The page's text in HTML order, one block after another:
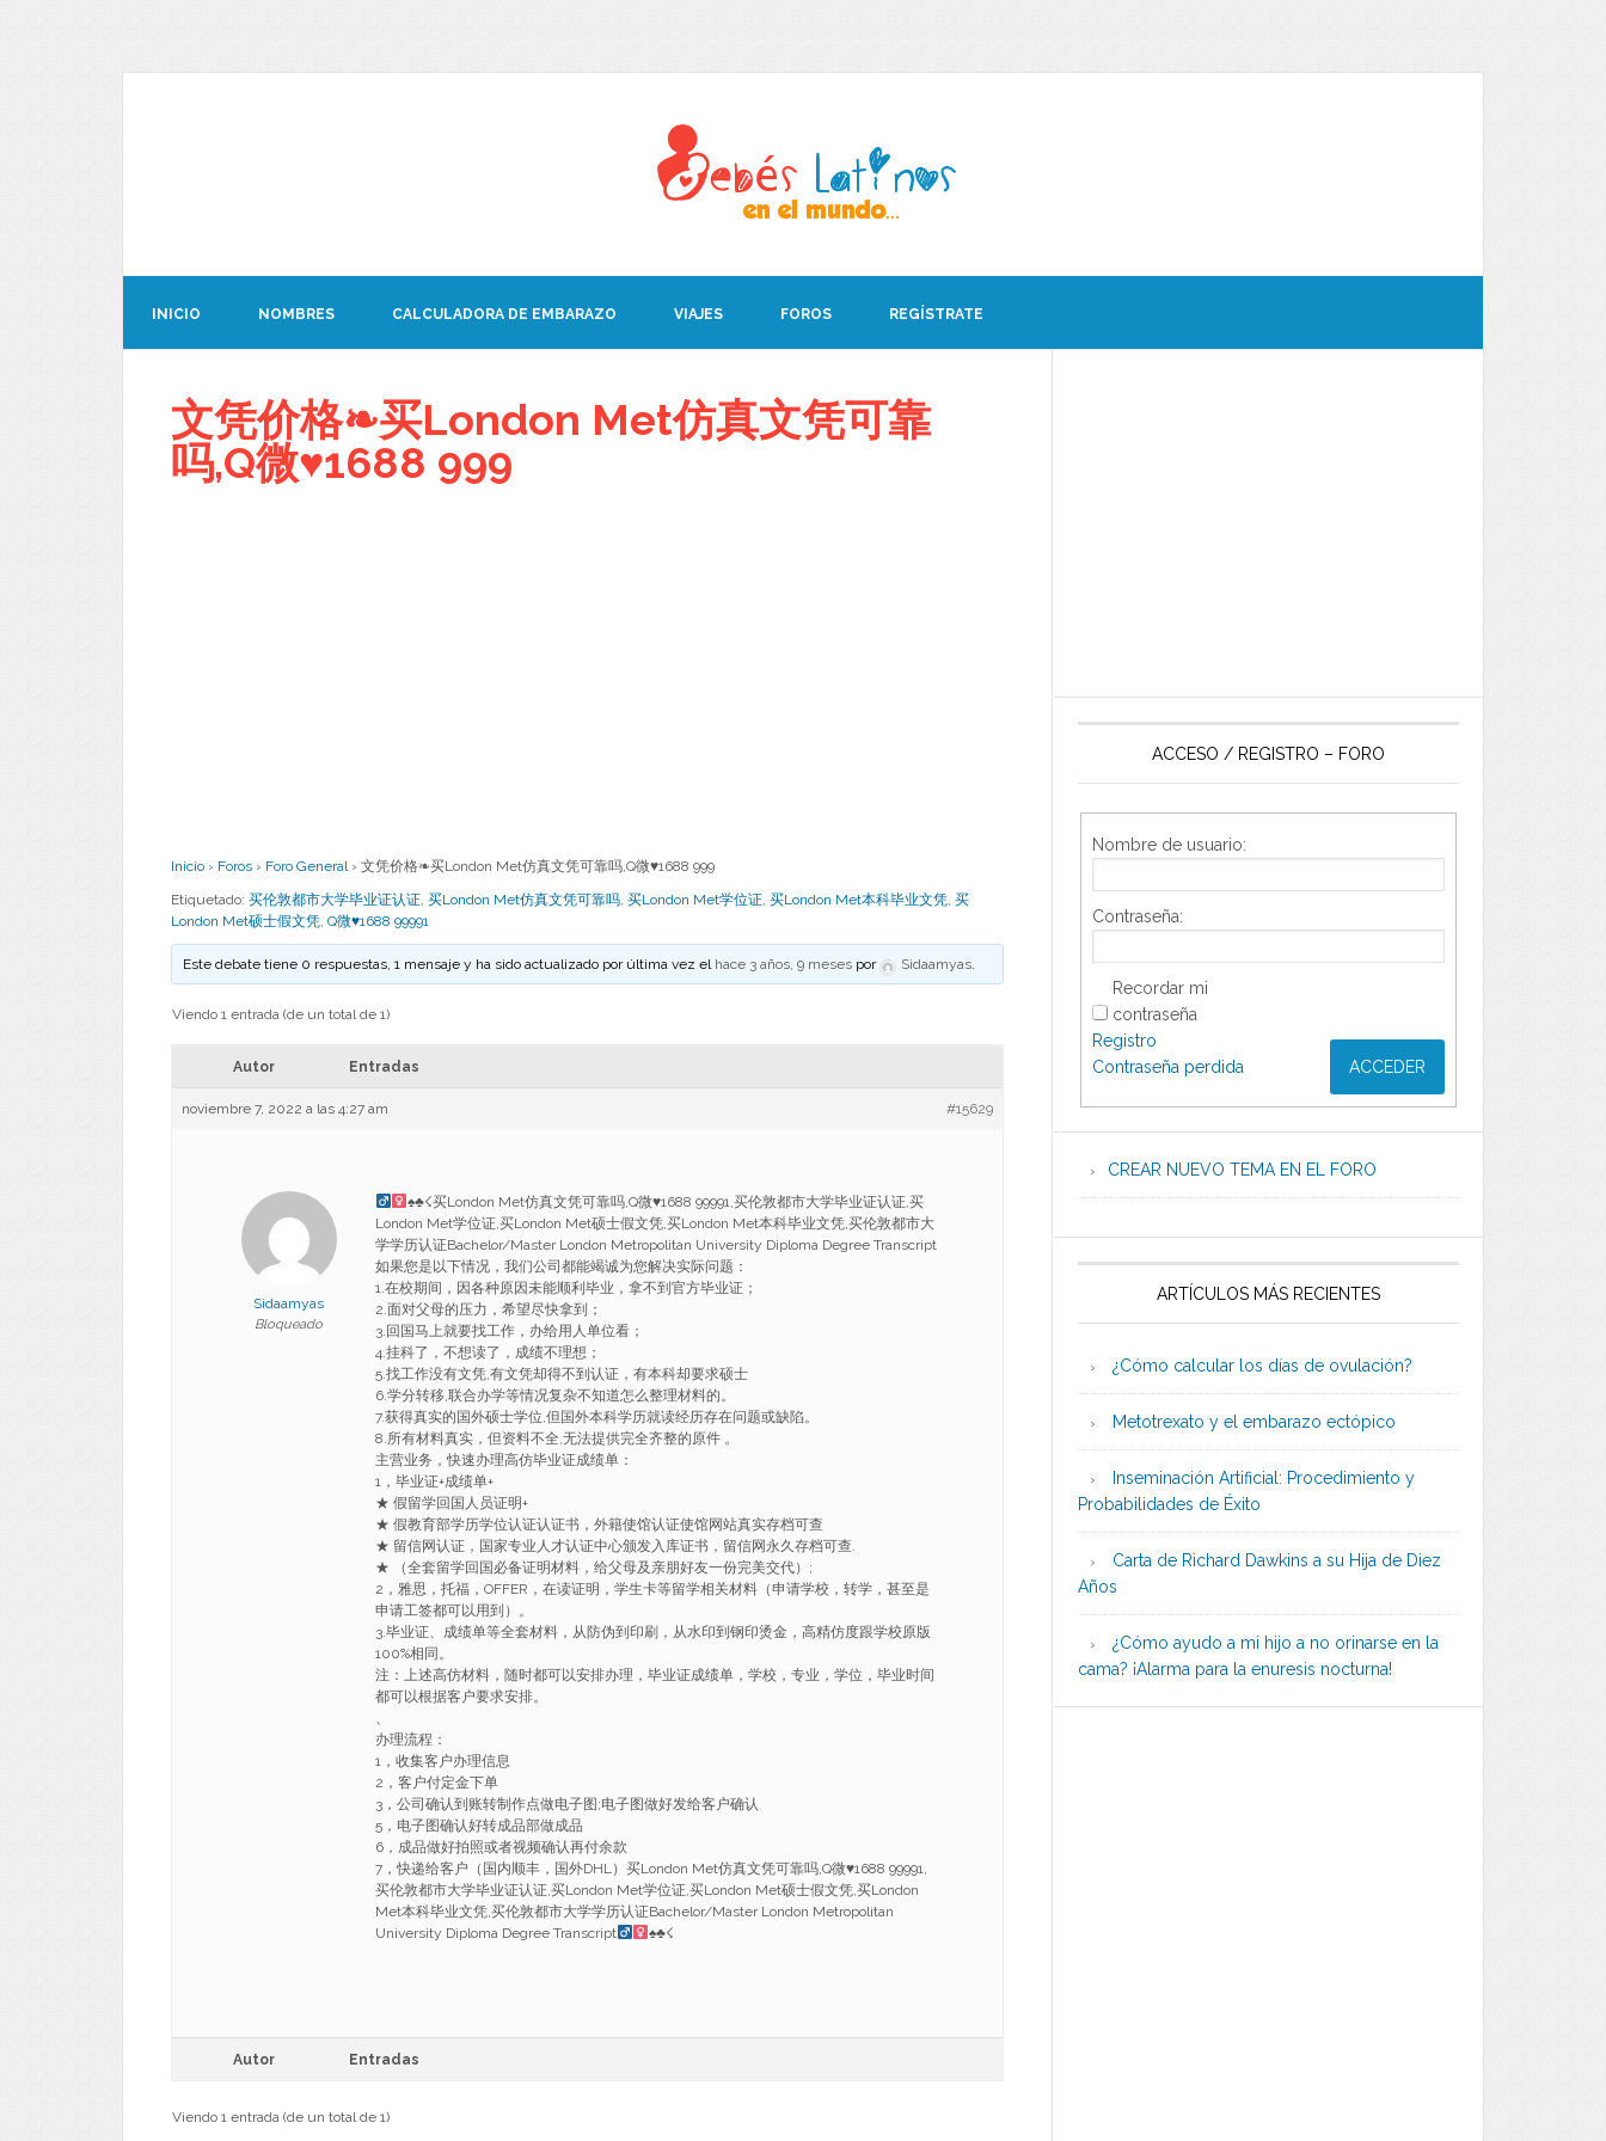
INICIO NOMBRES CALCULADORA DE EMBARAZO VIAJES FOROS REGÍSTRATE
文凭价格❧买London Met仿真文凭可靠
吗,Q微♥1688 999
Inicio › Foros › Foro General › 文凭价格❧买London Met仿真文凭可靠吗,Q微♥1688 999
Etiquetado: 买伦敦都市大学毕业证认证, 买London Met仿真文凭可靠吗, 买London Met学位证, 买London Met本科毕业文凭, 买
London Met硕士假文凭, Q微♥1688 99991
Este debate tiene 0 respuestas, 1 mensaje y ha sido actualizado por última vez el hace 3 años, 9 meses por Sidaamyas.
Viendo 1 entrada (de un total de 1)
Autor Entradas
noviembre 7, 2022 a las 4:27 am #15629
Sidaamyas
Bloqueado
♠♣☇买London Met仿真文凭可靠吗,Q微♥1688 99991,买伦敦都市大学毕业证认证,买
London Met学位证,买London Met硕士假文凭,买London Met本科毕业文凭,买伦敦都市大
学学历认证Bachelor/Master London Metropolitan University Diploma Degree Transcript
如果您是以下情况，我们公司都能竭诚为您解决实际问题：
1.在校期间，因各种原因未能顺利毕业，拿不到官方毕业证；
2.面对父母的压力，希望尽快拿到；
3.回国马上就要找工作，办给用人单位看；
4.挂科了，不想读了，成绩不理想；
5.找工作没有文凭,有文凭却得不到认证，有本科却要求硕士
6.学分转移,联合办学等情况复杂不知道怎么整理材料的。
7.获得真实的国外硕士学位,但国外本科学历就读经历存在问题或缺陷。
8.所有材料真实，但资料不全,无法提供完全齐整的原件 。
主营业务，快速办理高仿毕业证成绩单：
1，毕业证+成绩单+
★ 假留学回国人员证明+
★ 假教育部学历学位认证认证书，外籍使馆认证使馆网站真实存档可查
★ 留信网认证，国家专业人才认证中心颁发入库证书，留信网永久存档可查.
★ （全套留学回国必备证明材料，给父母及亲朋好友一份完美交代）;
2，雅思，托福，OFFER，在读证明，学生卡等留学相关材料（申请学校，转学，甚至是
申请工签都可以用到）。
3.毕业证、成绩单等全套材料，从防伪到印刷，从水印到钢印烫金，高精仿度跟学校原版
100%相同。
注：上述高仿材料，随时都可以安排办理，毕业证成绩单，学校，专业，学位，毕业时间
都可以根据客户要求安排。
、
办理流程：
1，收集客户办理信息
2，客户付定金下单
3，公司确认到账转制作点做电子图;电子图做好发给客户确认
5，电子图确认好转成品部做成品
6，成品做好拍照或者视频确认再付余款
7，快递给客户（国内顺丰，国外DHL）买London Met仿真文凭可靠吗,Q微♥1688 99991,
买伦敦都市大学毕业证认证,买London Met学位证,买London Met硕士假文凭,买London
Met本科毕业文凭,买伦敦都市大学学历认证Bachelor/Master London Metropolitan
University Diploma Degree Transcript
♠♣☇
Autor Entradas
Viendo 1 entrada (de un total de 1)
ACCESO / REGISTRO – FORO
Nombre de usuario:
Contraseña:
Recordar mi
contraseña
ACCEDER
Registro
Contraseña perdida
CREAR NUEVO TEMA EN EL FORO
ARTÍCULOS MÁS RECIENTES
¿Cómo calcular los días de ovulación?
Metotrexato y el embarazo ectópico
Inseminación Artificial: Procedimiento y
Probabilidades de Éxito
Carta de Richard Dawkins a su Hija de Diez
Años
¿Cómo ayudo a mi hijo a no orinarse en la
cama? ¡Alarma para la enuresis nocturna!